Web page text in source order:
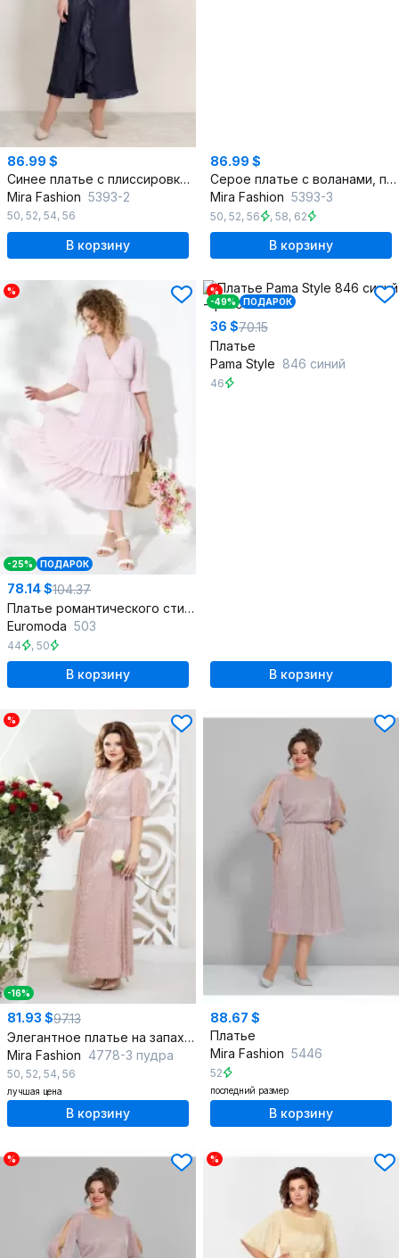
86.99 $
Синее платье с плиссировкой, нарядное и эффектное
Mira Fashion 5393-2
50, 52, 54, 56
В корзину
86.99 $
Серое платье с воланами, плиссировка, эффектное для мероприятия
Mira Fashion 5393-3
50, 52, 56 , 58, 62
В корзину
%
-25% ПОДАРОК
78.14 $104.37
Платье романтического стиля с шифоном и воланами
Euromoda 503
44 , 50
В корзину
%
-49%
ПОДАРОК
36 $70.15
Платье
Pama Style 846 синий
46
В корзину
%
-16%
81.93 $97.13
Элегантное платье на запах с плиссировкой и блестками
Mira Fashion 4778-3 пудра
50, 52, 54, 56
лучшая цена
В корзину
88.67 $
Платье
Mira Fashion 5446
52
последний размер
В корзину
% %